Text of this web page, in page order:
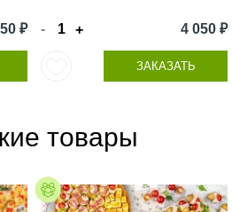
₽ - + 4 050 ₽
ЗАКАЗАТЬ
товары